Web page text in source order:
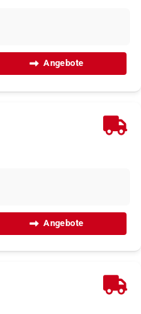
Angebote
Angebote